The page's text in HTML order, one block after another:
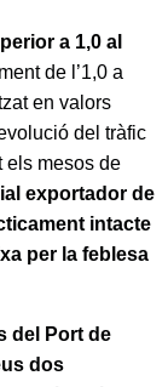
a 1,0 al
de l’1,0 a
en valors
del tràfic
els mesos de
exportador de
intacte
per la feblesa
del Port de
dos